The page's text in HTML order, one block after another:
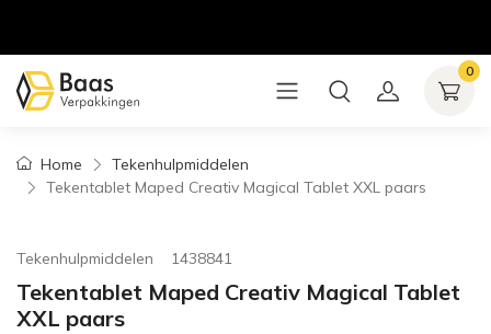
0
Home
Tekenhulpmiddelen
Tekentablet Maped Creativ Magical Tablet XXL paars
Tekenhulpmiddelen 1438841
Tekentablet Maped Creativ Magical Tablet
XXL paars